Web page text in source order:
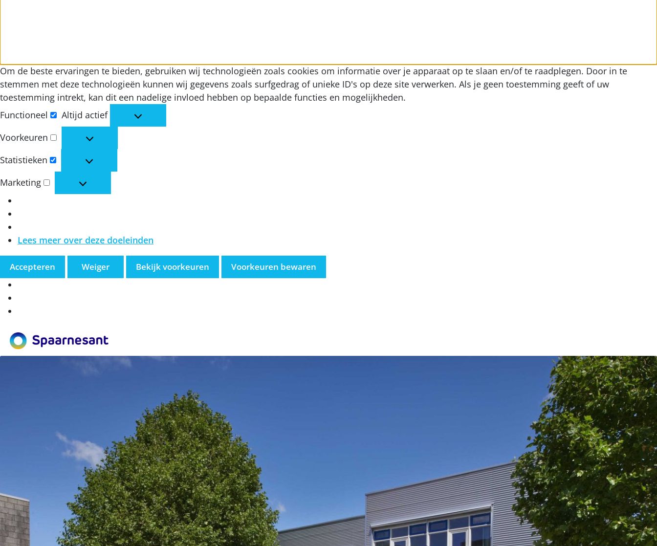
Om de beste ervaringen te bieden, gebruiken wij technologieën zoals cookies om informatie over je apparaat op te slaan en/of te raadplegen. Door in te
stemmen met deze technologieën kunnen wij gegevens zoals surfgedrag of unieke ID's op deze site verwerken. Als je geen toestemming geeft of uw
toestemming intrekt, kan dit een nadelige invloed hebben op bepaalde functies en mogelijkheden.
Functioneel
Functioneel
Altijd actief
Voorkeuren
Voorkeuren
Statistieken
Statistieken
Marketing
Marketing
Lees meer over deze doeleinden
Accepteren Weiger Bekijk voorkeuren Voorkeuren bewaren